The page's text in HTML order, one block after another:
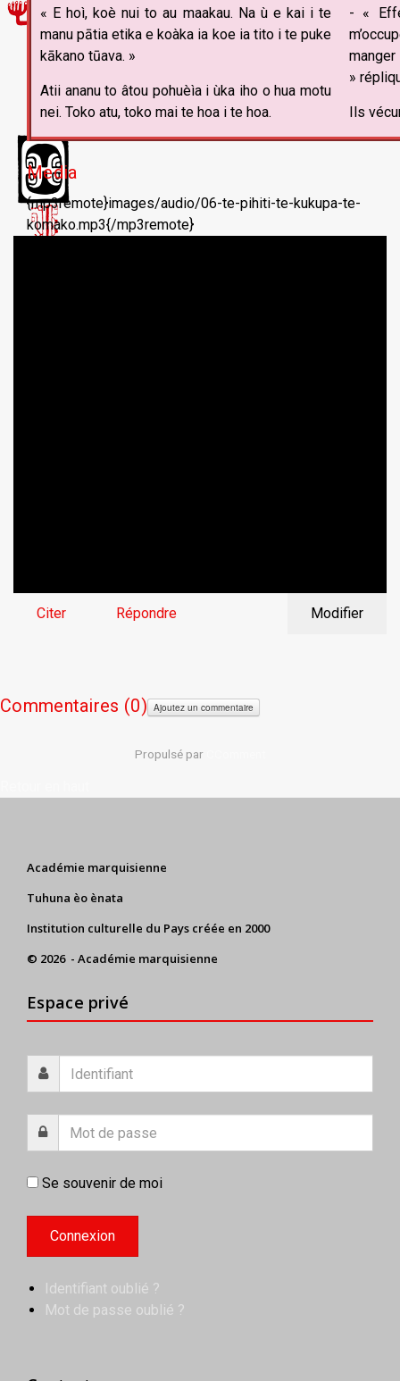
« E hoì, koè nui to au maakau. Na ù e kai i te
manu pātia etika e koàka ia koe ia tito i te puke
kākano tūava. »
Atii ananu to âtou pohuèìa i ùka iho o hua motu
nei. Toko atu, toko mai te hoa i te hoa.
- «
»
Ils
Media
{mp3remote}images/audio/06-te-pihiti-te-kukupa-te-
komako.mp3{/mp3remote}
Citer Répondre Modifier
Commentaires (0) Ajoutez un commentaire
Propulsé par
Académie marquisienne
Tuhuna èo ènata
Institution culturelle du Pays créée en 2000
© 2026 - Académie marquisienne
Espace privé
Se souvenir de moi
Identifiant oublié ?
Mot de passe oublié ?